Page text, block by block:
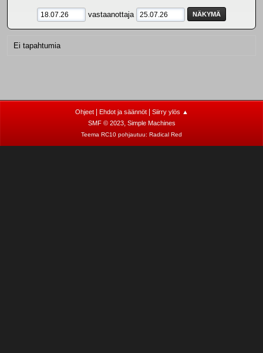
vastaanottaja
Ei tapahtumia
Ohjeet| Ehdot ja säännöt|
Siirry ylös ▲
SMF © 2023, Simple Machines
Teema RC10 pohjautuu: Radical Red